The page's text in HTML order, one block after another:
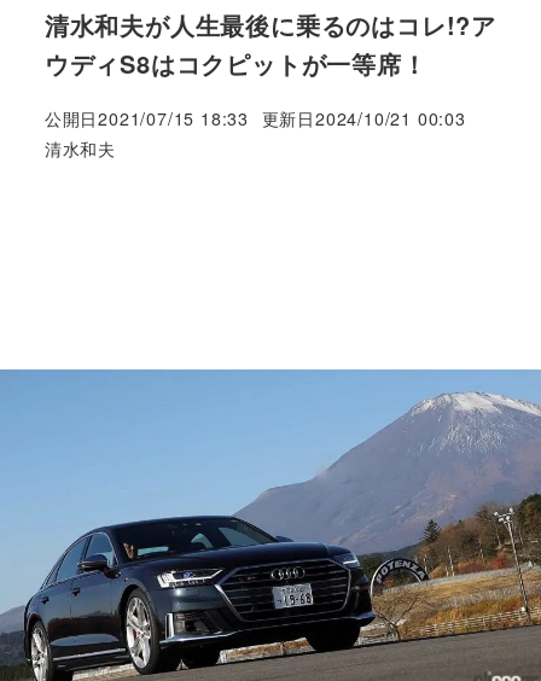
清水和夫が人生最後に乗るのはコレ!?ア
ウディS8はコクピットが一等席！
公開日2021/07/15 18:33 更新日2024/10/21 00:03
著
清水和夫